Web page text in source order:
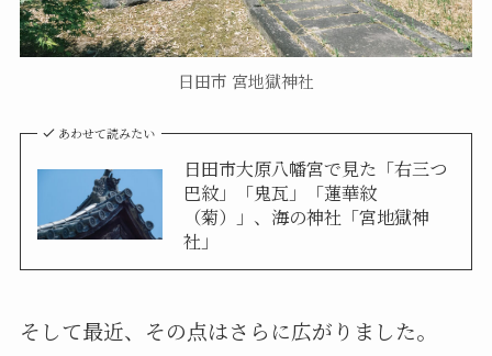
日田市 宮地獄神社
あわせて読みたい
日田市大原八幡宮で見た「右三つ
巴紋」「鬼瓦」「蓮華紋
（菊）」、海の神社「宮地獄神
社」
そして最近、その点はさらに広がりました。